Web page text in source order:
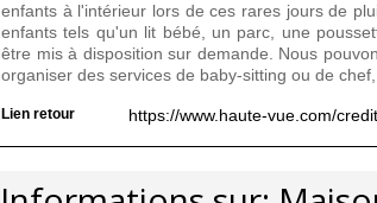
enfants à l'intérieur lors de ces rares jours de
enfants tels qu'un lit bébé, un parc, une
être mis à disposition sur demande. Nous
organiser des services de baby-sitting ou de
Lien retour https://www.haute-vue.com/